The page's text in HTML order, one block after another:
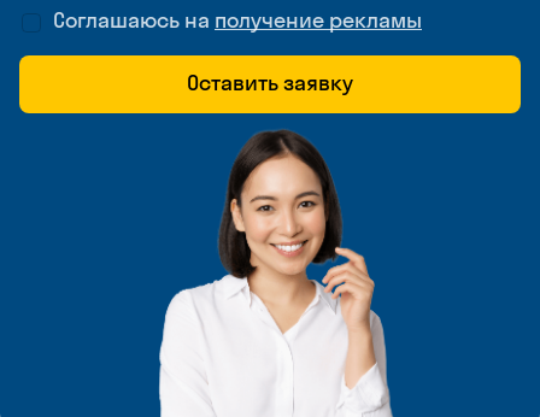
Соглашаюсь на получение рекламы
Оставить заявку